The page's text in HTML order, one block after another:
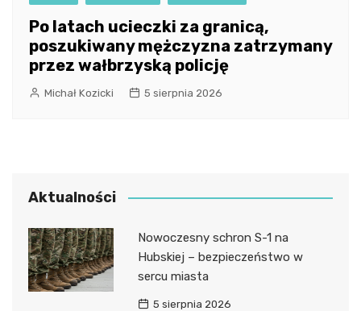
Po latach ucieczki za granicą,
poszukiwany mężczyzna zatrzymany
przez wałbrzyską policję
Michał Kozicki 5 sierpnia 2026
Aktualności
Nowoczesny schron S-1 na
Hubskiej – bezpieczeństwo w
sercu miasta
5 sierpnia 2026